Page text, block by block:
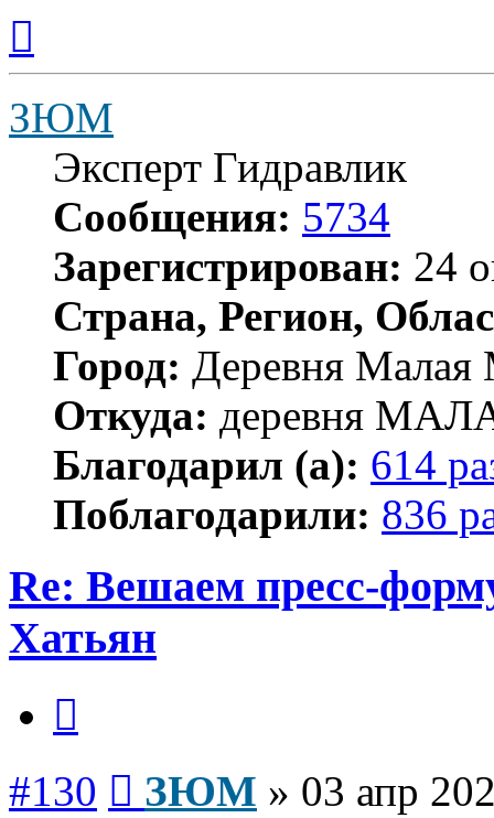
началу
ЗЮМ
Эксперт Гидравлик
Сообщения: 5734
Зарегистрирован: 24
Страна, Регион,
Город: Деревня Малая
Откуда: деревня
Благодарил (а): 614
Поблагодарили: 836
Re: Вешаем пресс-
Хатьян
#130 ЗЮМ » 03 апр